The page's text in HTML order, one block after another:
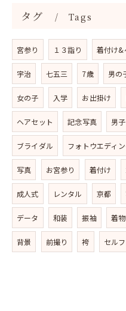
タグ Tags
宮参り １３詣り 着付け&
宇治 七五三 7歳 男の
女の子 入学 お出掛け
ヘアセット 記念写真 男子
ブライダル フォトウエディ
写真 お宮参り 着付け
成人式 レンタル 京都
データ 和装 振袖 着物
背景 前撮り 袴 セルフ